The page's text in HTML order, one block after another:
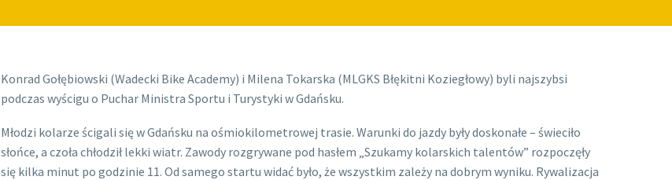
Konrad Gołębiowski (Wadecki Bike Academy) i Milena Tokarska (MLGKS Błękitni Koziegłowy) byli najszybsi
podczas wyścigu o Puchar Ministra Sportu i Turystyki w Gdańsku.
Młodzi kolarze ścigali się w Gdańsku na ośmiokilometrowej trasie. Warunki do jazdy były doskonałe – świeciło
słońce, a czoła chłodził lekki wiatr. Zawody rozgrywane pod hasłem „Szukamy kolarskich talentów” rozpoczęły
się kilka minut po godzinie 11. Od samego startu widać było, że wszystkim zależy na dobrym wyniku. Rywalizacja